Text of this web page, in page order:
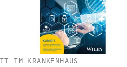
IT IM KRANKENHAUSEASY SOFTWARE AG